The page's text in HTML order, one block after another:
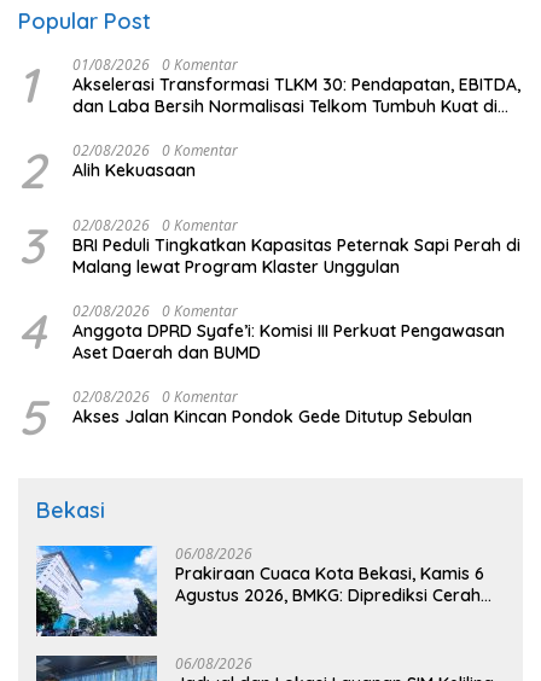
Popular Post
1 01/08/2026 0 Komentar
Akselerasi Transformasi TLKM 30: Pendapatan, EBITDA,
dan Laba Bersih Normalisasi Telkom Tumbuh Kuat di
2 02/08/2026 0 Komentar
Alih Kekuasaan
3 02/08/2026 0 Komentar
BRI Peduli Tingkatkan Kapasitas Peternak Sapi Perah di
Malang lewat Program Klaster Unggulan
4 02/08/2026 0 Komentar
Anggota DPRD Syafe’i: Komisi III Perkuat Pengawasan
Aset Daerah dan BUMD
5 02/08/2026 0 Komentar
Akses Jalan Kincan Pondok Gede Ditutup Sebulan
Bekasi
06/08/2026
Prakiraan Cuaca Kota Bekasi, Kamis 6
Agustus 2026, BMKG: Diprediksi Cerah
06/08/2026